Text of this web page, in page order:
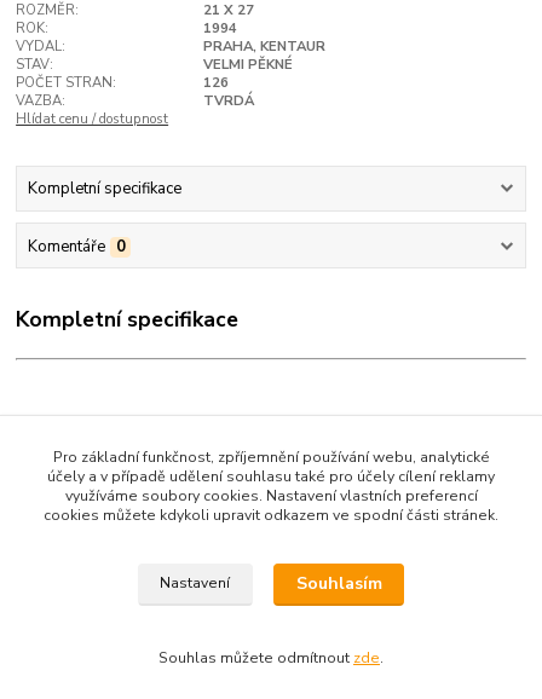
ROZMĚR:
21 X 27
ROK:
1994
VYDAL:
PRAHA, KENTAUR
STAV:
VELMI PĚKNÉ
POČET STRAN:
126
VAZBA:
TVRDÁ
Hlídat cenu / dostupnost
Kompletní specifikace
Komentáře 0
Kompletní specifikace
Zboží zařazeno v kategoriích
DĚTSKÉ KNIHY - POHÁDKY
Pro základní funkčnost, zpříjemnění používání webu, analytické
účely a v případě udělení souhlasu také pro účely cílení reklamy
využíváme soubory cookies. Nastavení vlastních preferencí
cookies můžete kdykoli upravit odkazem ve spodní části stránek.
Nastavení Souhlasím
Souhlas můžete odmítnout zde.